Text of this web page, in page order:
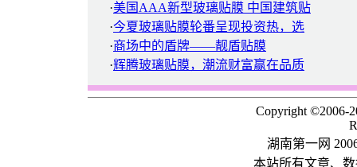
·美国AAA新型玻璃贴膜 中国建筑贴
·今夏玻璃贴膜轮番呈现投资热，选
·商场中的盾牌――靓盾贴膜
·辉腾玻璃贴膜，潮流财富赢在品质
Copyright ©2006-
湖南第一网
本站所有文章、